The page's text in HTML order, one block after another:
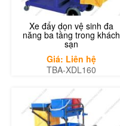
Xe đẩy dọn vệ sinh đa
năng ba tầng trong khách
sạn
Giá: Liên hệ
TBA-XDL160